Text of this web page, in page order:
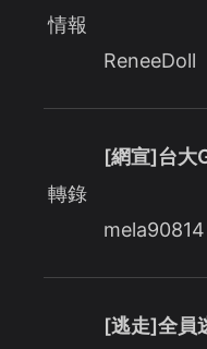
情報
ReneeDoll
轉錄
[網宣]台大
mela90814
[逃走]全員